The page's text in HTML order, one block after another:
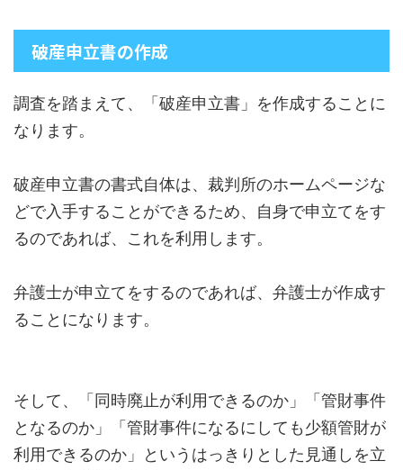
破産申立書の作成
調査を踏まえて、「破産申立書」を作成することに
なります。
破産申立書の書式自体は、裁判所のホームページな
どで入手することができるため、自身で申立てをす
るのであれば、これを利用します。
弁護士が申立てをするのであれば、弁護士が作成す
ることになります。
そして、「同時廃止が利用できるのか」「管財事件
となるのか」「管財事件になるにしても少額管財が
利用できるのか」というはっきりとした見通しを立